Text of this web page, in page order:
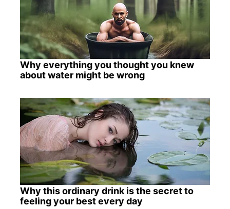
Why everything you thought you knew
about water might be wrong
Why this ordinary drink is the secret to
feeling your best every day